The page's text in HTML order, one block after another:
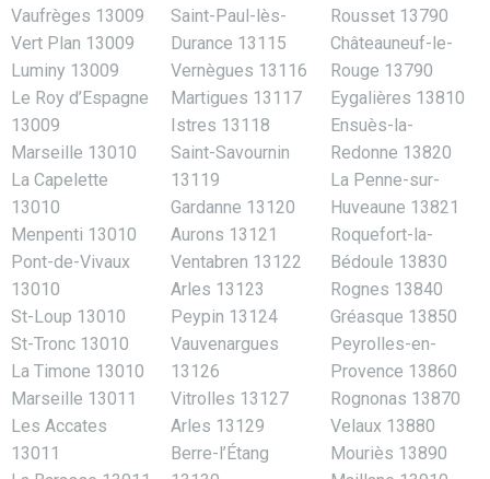
Vaufrèges 13009
Vert Plan 13009
Luminy 13009
Le Roy d’Espagne
13009
Marseille 13010
La Capelette
13010
Menpenti 13010
Pont-de-Vivaux
13010
St-Loup 13010
St-Tronc 13010
La Timone 13010
Marseille 13011
Les Accates
13011
Saint-Paul-lès-
Durance 13115
Vernègues 13116
Martigues 13117
Istres 13118
Saint-Savournin
13119
Gardanne 13120
Aurons 13121
Ventabren 13122
Arles 13123
Peypin 13124
Vauvenargues
13126
Vitrolles 13127
Arles 13129
Berre-l’Étang
Rousset 13790
Châteauneuf-le-
Rouge 13790
Eygalières 13810
Ensuès-la-
Redonne 13820
La Penne-sur-
Huveaune 13821
Roquefort-la-
Bédoule 13830
Rognes 13840
Gréasque 13850
Peyrolles-en-
Provence 13860
Rognonas 13870
Velaux 13880
Mouriès 13890